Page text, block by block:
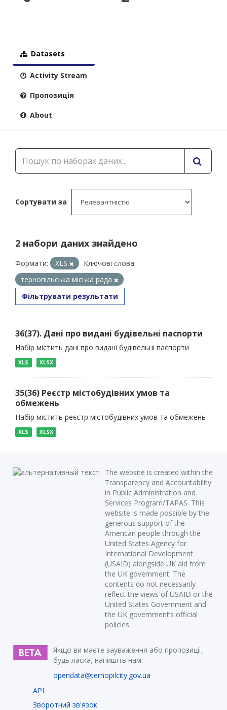
Datasets
Activity Stream
Пропозиція
About
Сортувати за
2 набори даних знайдено
Формати: XLS
Ключові слова:
тернопільська міська рада
Фільтрувати результати
36(37). Дані про видані будівельні паспорти
Набір містить дані про видані будівельні паспорти
XLS XLSX
35(36) Реєстр містобудівних умов та
обмежень
Набір містить реєстр містобудівних умов та обмежень
XLS XLSX
The website is created within the
Transparency and Accountability
in Public Administration and
Services Program/TAPAS. This
website is made possible by the
generous support of the
American people through the
United States Agency for
International Development
(USAID) alongside UK aid from
the UK government. The
contents do not necessarily
reflect the views of USAID or the
United States Government and
the UK government’s official
policies.
Якщо ви маєте зауваження або пропозиції,
будь ласка, напишіть нам:
opendata@ternopilcity.gov.ua
API
Зворотний зв'язок